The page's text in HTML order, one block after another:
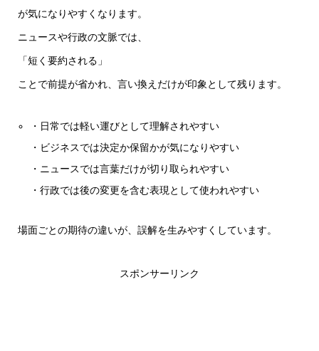
が気になりやすくなります。
ニュースや行政の文脈では、
「短く要約される」
ことで前提が省かれ、言い換えだけが印象として残ります。
・日常では軽い運びとして理解されやすい
・ビジネスでは決定か保留かが気になりやすい
・ニュースでは言葉だけが切り取られやすい
・行政では後の変更を含む表現として使われやすい
場面ごとの期待の違いが、誤解を生みやすくしています。
スポンサーリンク